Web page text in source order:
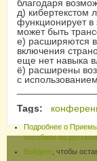
благодаря
д) кибертекстом
функционирует в
может быть
е) расширяются
включения
еще нет навыка
ё) расширены
с
Tags:
Подробнеео Приемы
пособиях по
Войдите , чтобы